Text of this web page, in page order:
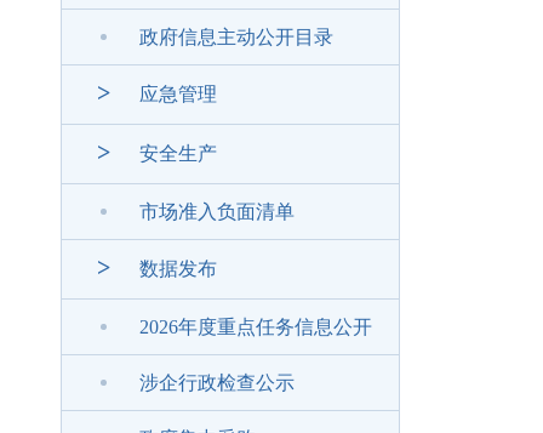
政府信息主动公开目录
> 应急管理
> 安全生产
市场准入负面清单
> 数据发布
2026年度重点任务信息公开
涉企行政检查公示